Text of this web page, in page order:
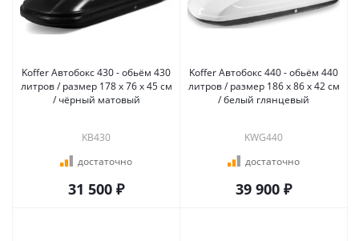
Koffer Автобокс 430 - обьём 430
литров / размер 178 х 76 х 45 см
/ чёрный матовый
KB430
достаточно
31 500 ₽
Koffer Автобокс 440 - обьём 440
литров / размер 186 х 86 х 42 см
/ белый глянцевый
KWG440
достаточно
39 900 ₽